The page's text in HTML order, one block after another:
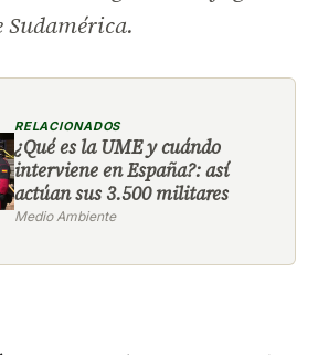
Sudamérica.
RELACIONADOS
¿Qué es la UME y cuándo
interviene en España?: así
actúan sus 3.500 militares
Medio Ambiente